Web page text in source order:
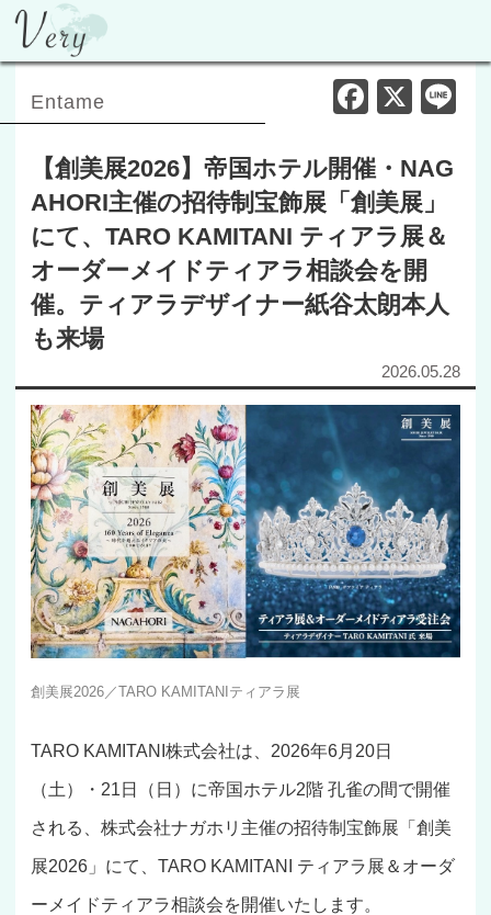
Entame
【創美展2026】帝国ホテル開催・NAG
AHORI主催の招待制宝飾展「創美展」
にて、TARO KAMITANI ティアラ展＆
オーダーメイドティアラ相談会を開
催。ティアラデザイナー紙谷太朗本人
も来場
2026.05.28
F
c
e
b
o
o
X
創美展2026／TARO KAMITANIティアラ展
TARO KAMITANI株式会社は、2026年6月20日
（土）・21日（日）に帝国ホテル2階 孔雀の間で開催
される、株式会社ナガホリ主催の招待制宝飾展「創美
展2026」にて、TARO KAMITANI ティアラ展＆オーダ
ーメイドティアラ相談会を開催いたします。